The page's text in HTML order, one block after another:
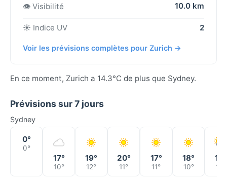
👁️ Visibilité 10.0 km
☀️ Indice UV 2
Voir les prévisions complètes pour Zurich →
En ce moment, Zurich a 14.3°C de plus que Sydney.
Prévisions sur 7 jours
Sydney
0°
0°
17°
10°
19°
12°
20°
11°
17°
11°
18°
10°
16°
13°